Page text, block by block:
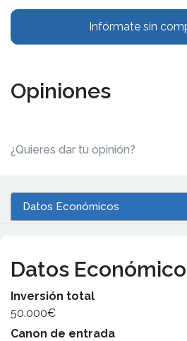
Infórmate sin
Opiniones
¿Quieres dar tu opinión?
Datos Económicos
Datos
Inversión total
50.000€
Canon de entrada